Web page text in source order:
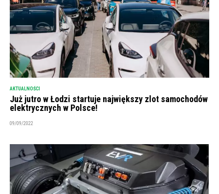
AKTUALNOŚCI
Już jutro w Łodzi startuje największy zlot samochodów
elektrycznych w Polsce!
09/09/2022